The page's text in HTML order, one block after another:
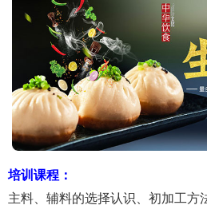
培训课程：
主料、辅料的选择认识、初加工方